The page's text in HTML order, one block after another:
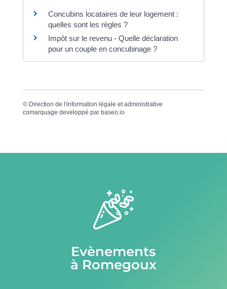
Concubins locataires de leur logement :
quelles sont les règles ?
Impôt sur le revenu - Quelle déclaration
pour un couple en concubinage ?
© Direction de l'information légale et administrative
comarquage developpé par baseo.io
Evènements
à Romegoux